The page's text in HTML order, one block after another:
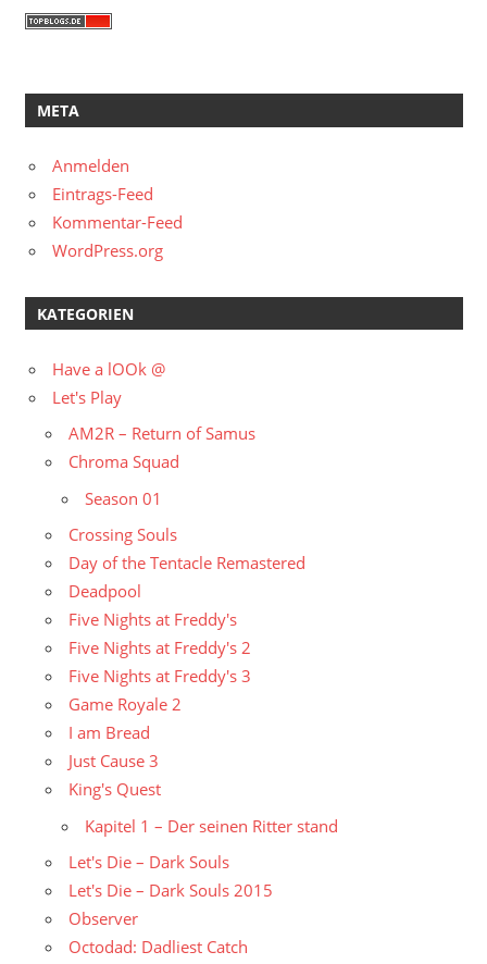
META
Anmelden
Eintrags-Feed
Kommentar-Feed
WordPress.org
KATEGORIEN
Have a lOOk @
Let's Play
AM2R – Return of Samus
Chroma Squad
Season 01
Crossing Souls
Day of the Tentacle Remastered
Deadpool
Five Nights at Freddy's
Five Nights at Freddy's 2
Five Nights at Freddy's 3
Game Royale 2
I am Bread
Just Cause 3
King's Quest
Kapitel 1 – Der seinen Ritter stand
Let's Die – Dark Souls
Let's Die – Dark Souls 2015
Observer
Octodad: Dadliest Catch